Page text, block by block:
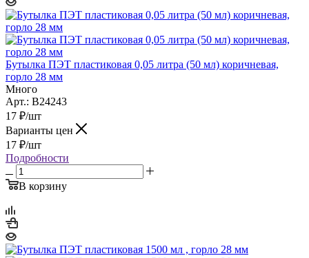
Бутылка ПЭТ пластиковая 0,05 литра (50 мл) коричневая,
горло 28 мм
Много
Арт.: B24243
17 ₽/шт
Варианты цен
17 ₽/шт
Подробности
В корзину